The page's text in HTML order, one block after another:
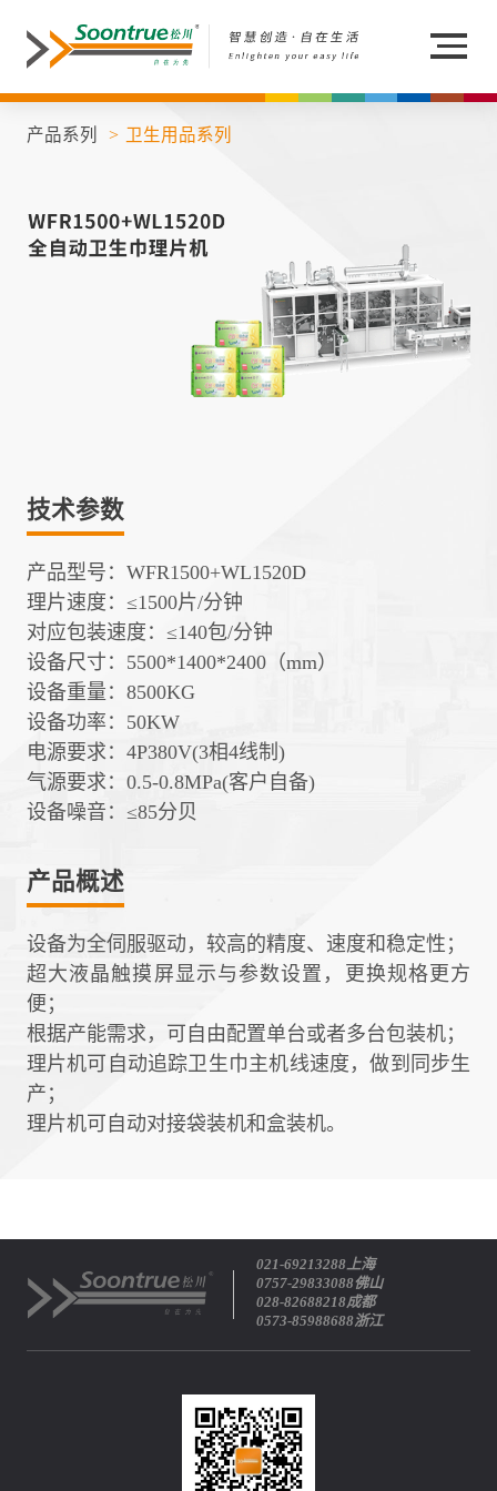
产品系列 卫生用品系列
技术参数
产品型号：WFR1500+WL1520D
理片速度：≤1500片/分钟
对应包装速度：≤140包/分钟
设备尺寸：5500*1400*2400（mm）
设备重量 ：8500KG
设备功率 ：50KW
电源要求：4P380V(3相4线制)
气源要求： 0.5-0.8MPa(客户自备)
设备噪音： ≤85分贝
产品概述
设备为全伺服驱动，较高的精度、速度和稳定性；
超大液晶触摸屏显示与参数设置，更换规格更方
便；
根据产能需求，可自由配置单台或者多台包装机；
理片机可自动追踪卫生巾主机线速度，做到同步生
产；
理片机可自动对接袋装机和盒装机。
021-69213288上海
0757-29833088佛山
028-82688218成都
0573-85988688浙江